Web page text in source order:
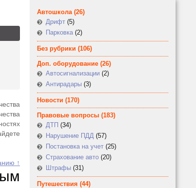
↑
Автошкола(26)
Дрифт (5)
Парковка (2)
Без рубрики (106)
Доп. оборудование (26)
Автосигнализации (2)
Антирадары (3)
Новости (170)
Правовые вопросы (183)
ДТП (34)
Нарушение ПДД (57)
Постановка на учет (25)
Страхование авто (20)
Штрафы (31)
Путешествия (44)